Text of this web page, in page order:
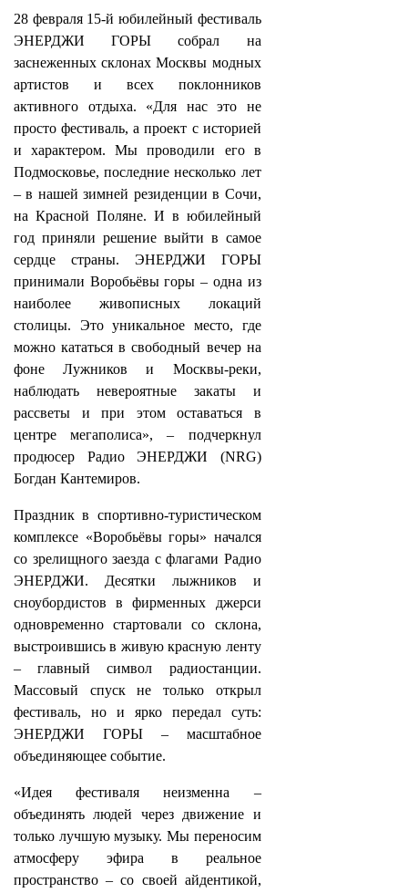
28 февраля 15-й юбилейный фестиваль
ЭНЕРДЖИ ГОРЫ собрал на
заснеженных склонах Москвы модных
артистов и всех поклонников
активного отдыха. «Для нас это не
просто фестиваль, а проект с историей
и характером. Мы проводили его в
Подмосковье, последние несколько лет
– в нашей зимней резиденции в Сочи,
на Красной Поляне. И в юбилейный
год приняли решение выйти в самое
сердце страны. ЭНЕРДЖИ ГОРЫ
принимали Воробьёвы горы – одна из
наиболее живописных локаций
столицы. Это уникальное место, где
можно кататься в свободный вечер на
фоне Лужников и Москвы-реки,
наблюдать невероятные закаты и
рассветы и при этом оставаться в
центре мегаполиса», – подчеркнул
продюсер Радио ЭНЕРДЖИ (NRG)
Богдан Кантемиров.
Праздник в спортивно-туристическом
комплексе «Воробьёвы горы» начался
со зрелищного заезда с флагами Радио
ЭНЕРДЖИ. Десятки лыжников и
сноубордистов в фирменных джерси
одновременно стартовали со склона,
выстроившись в живую красную ленту
– главный символ радиостанции.
Массовый спуск не только открыл
фестиваль, но и ярко передал суть:
ЭНЕРДЖИ ГОРЫ – масштабное
объединяющее событие.
«Идея фестиваля неизменна –
объединять людей через движение и
только лучшую музыку. Мы переносим
атмосферу эфира в реальное
пространство – со своей айдентикой,